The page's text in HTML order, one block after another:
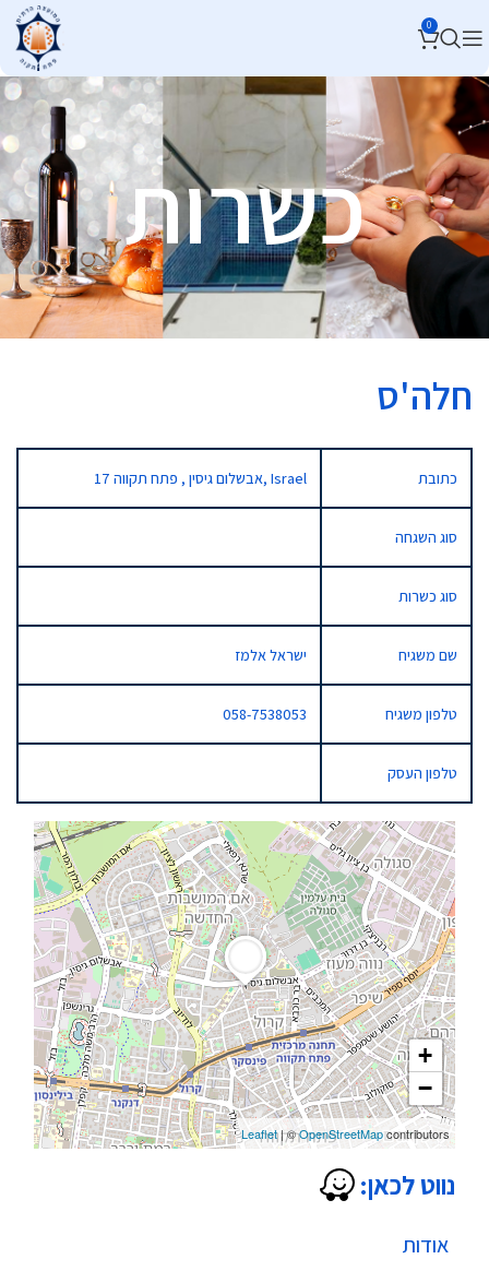
0
כשרות
אודות
+
−
Leaflet| ©OpenStreetMapcontributors
נווט לכאן:
חלה'ס
כתובת 17 אבשלום גיסין , פתח תקווה, Israel
סוג השגחה
סוג כשרות
שם משגיח ישראל אלמז
טלפון משגיח 058-7538053
טלפון העסק